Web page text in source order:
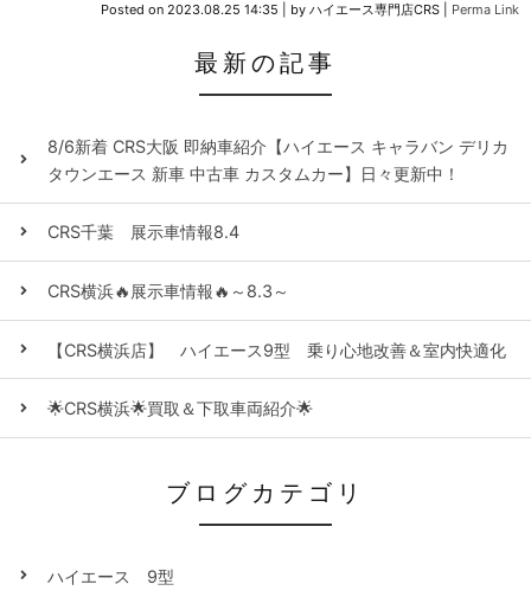
Posted on 2023.08.25 14:35 by ハイエース専門店CRS Perma Link
最新の記事
8/6新着 CRS大阪 即納車紹介【ハイエース キャラバン デリカ
タウンエース 新車 中古車 カスタムカー】日々更新中！
CRS千葉 展示車情報8.4
CRS横浜🔥展示車情報🔥～8.3～
【CRS横浜店】 ハイエース9型 乗り心地改善＆室内快適化
🌟CRS横浜🌟買取＆下取車両紹介🌟
ブログカテゴリ
ハイエース 9型